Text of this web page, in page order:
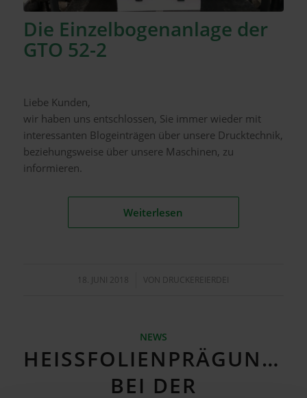
Die Einzelbogenanlage der
GTO 52-2
Liebe Kunden,
wir haben uns entschlossen, Sie immer wieder mit
interessanten Blogeinträgen über unsere Drucktechnik,
beziehungsweise über unsere Maschinen, zu
informieren.
Weiterlesen
18. JUNI 2018
/ VON DRUCKEREIERDEI
NEWS
HEISSFOLIENPRÄGUNG B
EI DER O